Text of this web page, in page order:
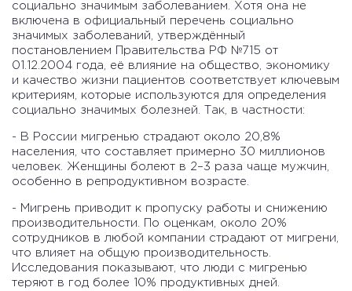
социально значимым заболеванием. Хотя она не
включена в официальный перечень социально
значимых заболеваний, утверждённый
постановлением Правительства РФ №715 от
01.12.2004 года, её влияние на общество, экономику
и качество жизни пациентов соответствует ключевым
критериям, которые используются для определения
социально значимых болезней. Так, в частности:
- В России мигренью страдают около 20,8%
населения, что составляет примерно 30 миллионов
человек. Женщины болеют в 2–3 раза чаще мужчин,
особенно в репродуктивном возрасте.
- Мигрень приводит к пропуску работы и снижению
производительности. По оценкам, около 20%
сотрудников в любой компании страдают от мигрени,
что влияет на общую производительность.
Исследования показывают, что люди с мигренью
теряют в год более 10% продуктивных дней.